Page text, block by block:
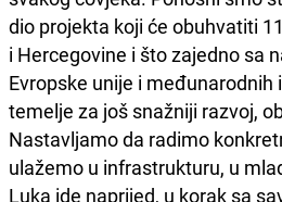
dio projekta koji će obuhvatiti
i Hercegovine i što zajedno sa
Evropske unije i
temelje za još snažniji razvoj,
Nastavljamo da radimo
ulažemo u infrastrukturu, u
Luka ide naprijed, u korak sa